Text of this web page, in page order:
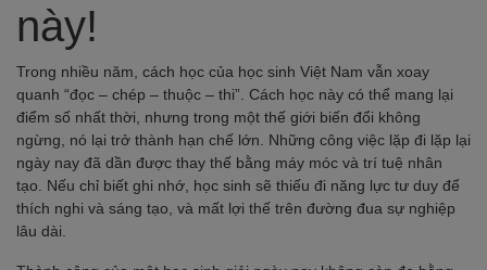
này!
Trong nhiều năm, cách học của học sinh Việt Nam vẫn xoay
quanh “đọc – chép – thuộc – thi”. Cách học này có thể mang lại
điểm số nhất thời, nhưng trong một thế giới biến đổi không
ngừng, nó lại trở thành hạn chế lớn. Những công việc lặp đi lặp lại
ngày nay đã dần được thay thế bằng máy móc và trí tuệ nhân
tạo. Nếu chỉ biết ghi nhớ, học sinh sẽ thiếu đi năng lực tư duy để
thích nghi và sáng tạo, và mất lợi thế trên đường đua sự nghiệp
lâu dài.